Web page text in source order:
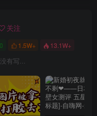
关注
0 1.5W+ 13.1W+
有写...